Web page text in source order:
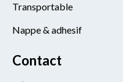
Transportable
Nappe & adhesif
Contact